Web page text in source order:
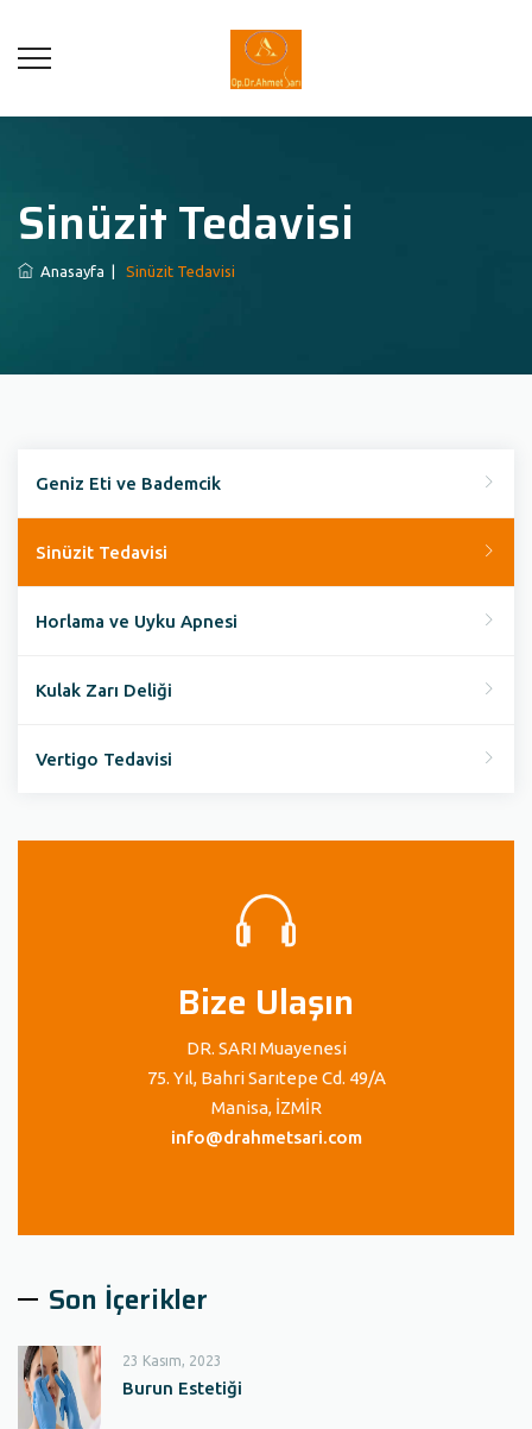
Sinüzit Tedavisi
Anasayfa Sinüzit Tedavisi
Geniz Eti ve Bademcik
Sinüzit Tedavisi
Horlama ve Uyku Apnesi
Kulak Zarı Deliği
Vertigo Tedavisi
Bize Ulaşın
DR. SARI Muayenesi
75. Yıl, Bahri Sarıtepe Cd. 49/A
Manisa, İZMİR
info@drahmetsari.com
Son İçerikler
23 Kasım, 2023
Burun Estetiği